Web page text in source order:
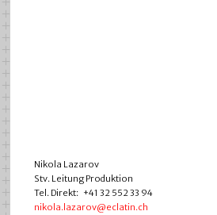
Nikola Lazarov
Stv. Leitung Produktion
Tel. Direkt: +41 32 552 33 94
nikola.lazarov@eclatin.ch